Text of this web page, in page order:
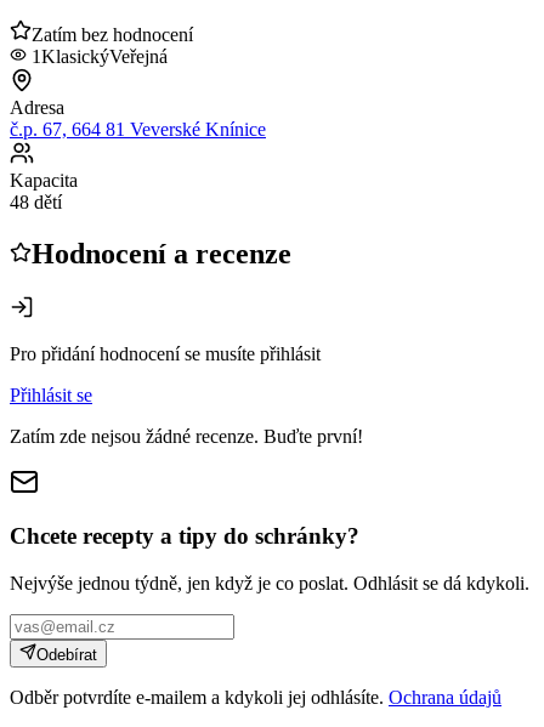
Zatím bez hodnocení
1KlasickýVeřejná
Adresa
č.p. 67, 664 81 Veverské Knínice
Kapacita
48 dětí
Hodnocení a recenze
Pro přidání hodnocení se musíte přihlásit
Přihlásit se
Zatím zde nejsou žádné recenze. Buďte první!
Chcete recepty a tipy do schránky?
Nejvýše jednou týdně, jen když je co poslat. Odhlásit se dá kdykoli.
Odebírat
Odběr potvrdíte e-mailem a kdykoli jej odhlásíte. Ochrana údajů